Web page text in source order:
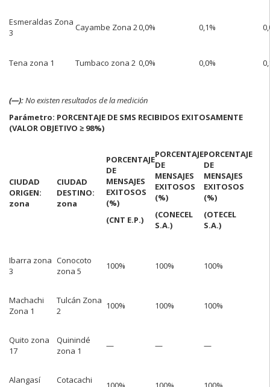
Esmeraldas Zona
3
Cayambe Zona 20,0% 0,1%
Tena zona 1 Tumbaco zona 2 0,0% 0,0%
(—):No existen resultados de la medición
Parámetro: PORCENTAJE DE SMS RECIBIDOS EXITOSAMENTE
(VALOR OBJETIVO ≥ 98%)
CIUDAD
ORIGEN:
zona
CIUDAD
DESTINO:
zona
PORCENTAJE
DE
MENSAJES
EXITOSOS
(%)
(CNT E.P.)
PORCENTAJE
DE
MENSAJES
EXITOSOS
(%)
(CONECEL
S.A.)
PORCENTAJE
DE
MENSAJES
EXITOSOS
(%)
(OTECEL
S.A.)
Ibarra zona
3
Conocoto
zona 5
100% 100% 100%
Machachi
Zona 1
Tulcán Zona
2
100% 100% 100%
Quito zona
17
Quinindé
zona 1
— — —
Alangasí
Cotacachi